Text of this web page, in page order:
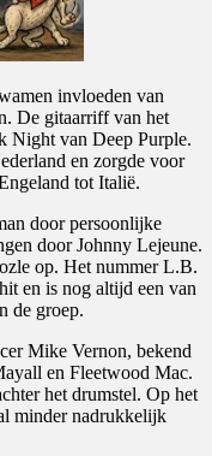
invloeden van
De gitaarriff van het
Night van Deep Purple.
en zorgde voor
tot Italië.
door persoonlijke
door Johnny Lejeune.
op. Het nummer L.B.
en is nog altijd een van
de groep.
Mike Vernon, bekend
en Fleetwood Mac.
het drumstel. Op het
minder nadrukkelijk